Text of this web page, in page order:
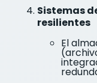
Sistemas
resilientes
El